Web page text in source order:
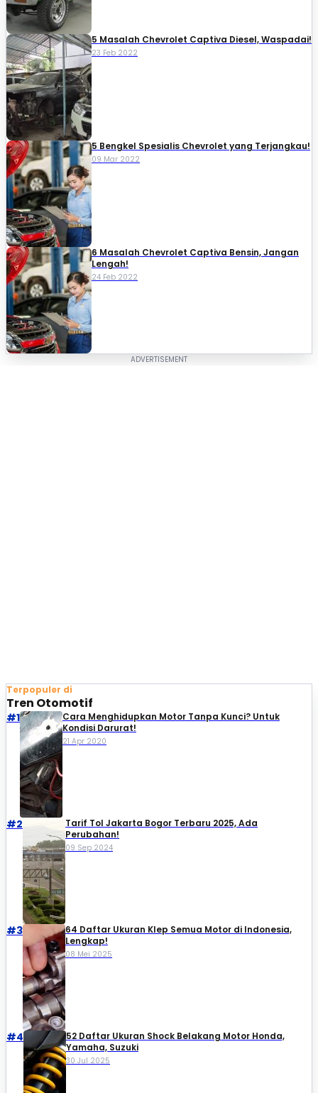
5 Masalah Chevrolet Captiva Diesel, Waspadai!
23 Feb 2022
5 Bengkel Spesialis Chevrolet yang Terjangkau!
09 Mar 2022
6 Masalah Chevrolet Captiva Bensin, Jangan
Lengah!
24 Feb 2022
Terpopuler di
Tren Otomotif
#1
Cara Menghidupkan Motor Tanpa Kunci? Untuk
Kondisi Darurat!
21 Apr 2020
#2
Tarif Tol Jakarta Bogor Terbaru 2025, Ada
Perubahan!
09 Sep 2024
#3
64 Daftar Ukuran Klep Semua Motor di Indonesia,
Lengkap!
08 Mei 2025
#4
52 Daftar Ukuran Shock Belakang Motor Honda,
Yamaha, Suzuki​
30 Jul 2025